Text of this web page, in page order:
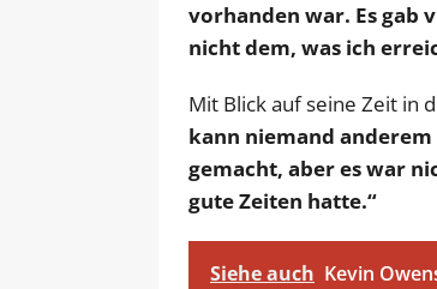
vorhanden war. Es gab
nicht dem, was ich
Mit Blick auf seine Zeit in
kann niemand
gemacht, aber es war
gute Zeiten hatte.“
Siehe auch Kevin